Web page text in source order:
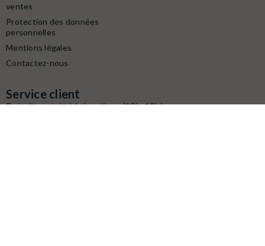
ventes
Protection des données
personnelles
Mentions légales
Contactez-nous
Service client
Retrait gratuit à la boutique (10h-18h) :